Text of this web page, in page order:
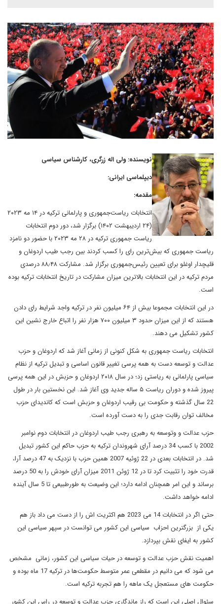
نویسنده: ولی اله زرگری، کارشناس سیاسی
دیپلماسی ایرانی:
مقدمه:
انتخابات ریاست‌جمهوری و پارلمانی ترکیه در ۱۴ مه ۲۰۲۳
(۲۴ اردیبهشت ۱۴۰۲) برگزار شد، دور دوم انتخابات
ریاست جمهوری ترکیه در ۲۸ مه ۲۰۲۳ با حضور دو نامزد
ریاست جمهوری که بیش‌ترین رای را کسب کردند بین رجب طیب اردوغان و
قلیچدار اوغلو برای تعیین رئیس‌جمهوری برگزار شد. مشارکت ۸۸٫۴۸ درصدی
مردم ترکیه در این انتخابات بالاترین میزان مشارکت در تاریخ انتخابات ترکیه بوده
است.
در این انتخابات مجموعا بیش از ۶۴ میلیون نفر در ترکیه واجد شرایط رای دادن
هستند که از این میزان حدود ۳ میلیون ۷۰۰ هزار نفر را اتباع خارج نشین این
کشور تشکیل می دهند.
انتخابات ریاست جمهوری به شکل کنونی از زمانی آغاز شد که اردوغان و حزب
عدالت و توسعه دست به همه پرسی تغییر قانون اساسی و تبدیل ترکیه از نظام
سیاسی پارلمانی به ریاستی زد؛ در سال ۲۰۱۸ اردوغان و حزبش در این همه پرسی
پیروز شده و دوران ریاست ۵ ساله جدید وی آغاز شد. این نخستین بار در طول
22 سال گذشته و حکومت بی رقیب اردوغان و حزبش است که کاندیدای حزب
مخالف توان رقابت جدی را به دست آورده است.
حزب عدالت و وتوسعه به رهبری رجب طیب اردوغان در انتخابات دوم نوامبر
2002 با کسب 34 درصد آرای شهروندان ترکیه به حزب حاکم این کشور تبدیل
شد. در انتخابات بعدی در 22 ژوئیه 2007 همین حزب با نزدیک به 47 درصد آرا،
قدرت خود را تثبیت کرد تا در 12 ژوئن 2011 میزان آرای خودش را به 50 درصد
برساند و این امر همچنان ادامه دارد؛ این وضیعت به طورطبیعی تا 5 سال آینده
ادامه خواهد داشت.
حتی اگر در انتخابات 14 می 2023 هم اکثریت اش را از دست می داد باز هم
یکی از بزرگترین احزاب سیاسی این کشور می توانست در سپهر سیاسی این
کشور به ایفای نقش بپردازد.
اهمیت نقش حزب عدالت و توسعه در حیات سیاسی این کشور، زمانی مشخص
می شود که می دانیم در مقطعی عمر متوسط حکومت‌ها در ترکیه 17 ماه بوده و
حکومت های مستعجل یک ماهه را هم تجربه ترکیه است.
سئوال اصلی این است که راز ماندگاری حزب عدالت و توسعه در راس این کشور